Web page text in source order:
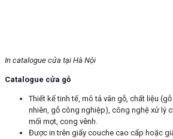
In catalogue cửa tại Hà Nội
Catalogue cửa gỗ
Thiết kế tinh tế, mô tả vân gỗ, chất liệu
nhiên, gỗ công nghiệp), công nghệ xử lý
mối mọt, cong vênh.
Được in trên giấy couche cao cấp hoặc